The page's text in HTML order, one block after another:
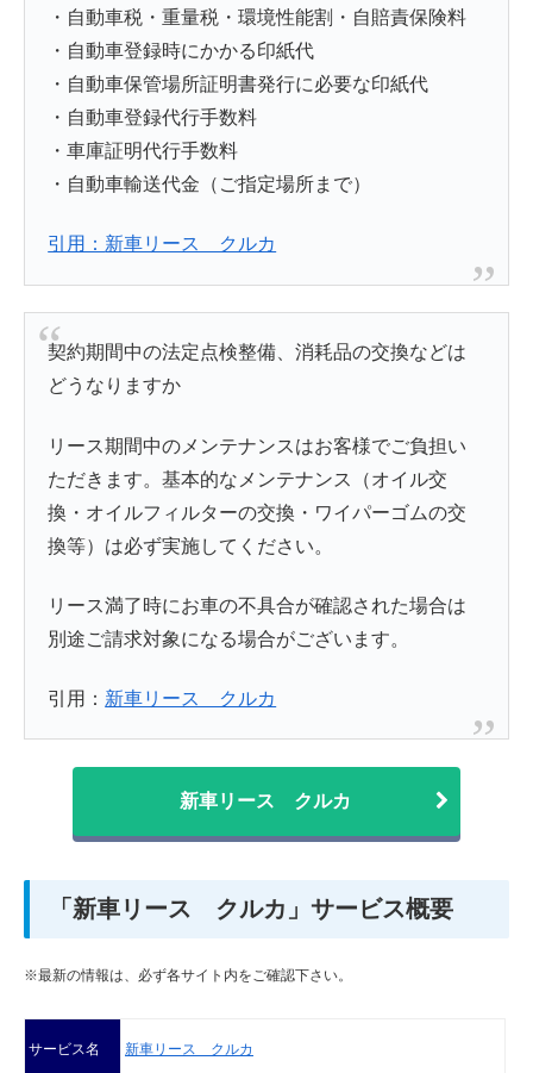
・自動車税・重量税・環境性能割・自賠責保険料
・自動車登録時にかかる印紙代
・自動車保管場所証明書発行に必要な印紙代
・自動車登録代行手数料
・車庫証明代行手数料
・自動車輸送代金（ご指定場所まで）
引用： 新車リース クルカ
契約期間中の法定点検整備、消耗品の交換などは
どうなりますか
リース期間中のメンテナンスはお客様でご負担い
ただきます。基本的なメンテナンス（オイル交
換・オイルフィルターの交換・ワイパーゴムの交
換等）は必ず実施してください。
リース満了時にお車の不具合が確認された場合は
別途ご請求対象になる場合がございます。
引用： 新車リース クルカ
新車リース クルカ
「新車リース クルカ」サービス概要
※最新の情報は、必ず各サイト内をご確認下さい。
サービス名 新車リース クルカ